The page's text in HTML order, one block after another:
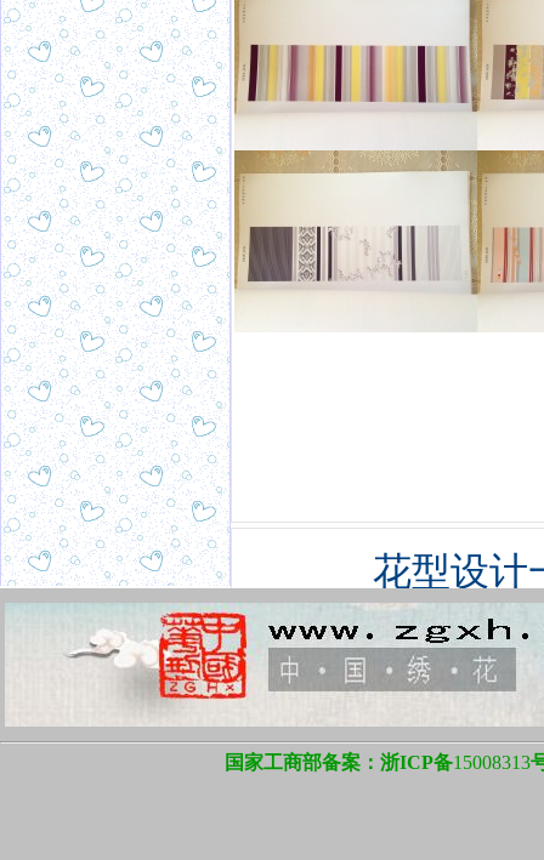
花型设计
国家工商部备案：浙ICP备15008313